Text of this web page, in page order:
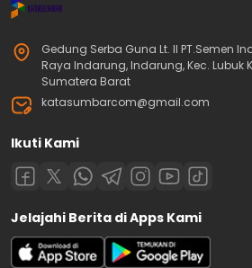
Gedung Serba Guna Lt. II PT.Semen
Raya Indarung, Indarung, Kec. Lubuk
Sumatera Barat
katasumbarcom@gmail.com
Ikuti Kami
Jelajahi Berita di Apps Kami